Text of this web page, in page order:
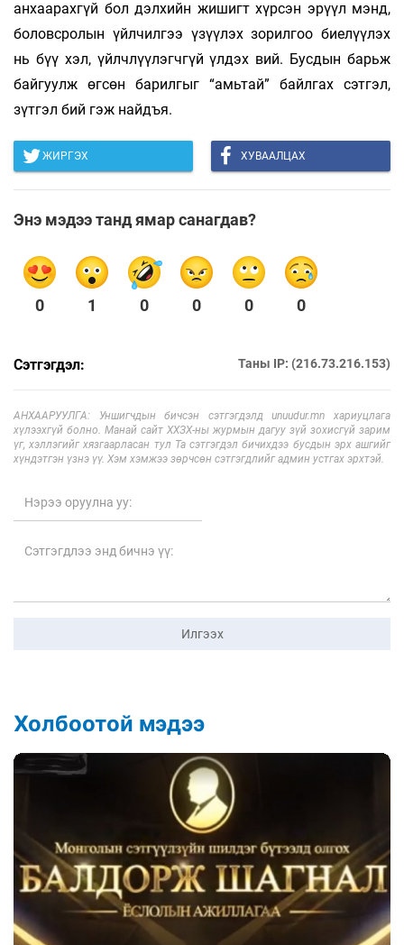
анхаарахгүй бол дэлхийн жишигт хүрсэн эрүүл мэнд,
боловсролын үйлчилгээ үзүүлэх зорилгоо биелүүлэх
нь бүү хэл, үйлчлүүлэгчгүй үлдэх вий. Бусдын барьж
байгуулж өгсөн барилгыг “амьтай” байлгах сэтгэл,
зүтгэл бий гэж найдъя.
ЖИРГЭХ ХУВААЛЦАХ
Энэ мэдээ танд ямар санагдав?
0 1 0 0 0 0
Сэтгэгдэл: Таны IP: (216.73.216.153)
АНХААРУУЛГА: Уншигчдын бичсэн сэтгэгдэлд unuudur.mn хариуцлага
хүлээхгүй болно. Манай сайт ХХЗХ-ны журмын дагуу зүй зохисгүй зарим
үг, хэллэгийг хязгаарласан тул Та сэтгэгдэл бичихдээ бусдын эрх ашгийг
хүндэтгэн үзнэ үү. Хэм хэмжээ зөрчсөн сэтгэгдлийг админ устгах эрхтэй.
Илгээх
Холбоотой мэдээ